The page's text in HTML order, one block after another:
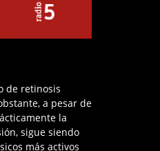
de retinosis
a pesar de
la
sigue siendo
más activos